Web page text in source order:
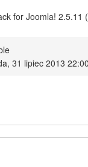
for Joomla! 2.5.11
31 lipiec 2013 22:00